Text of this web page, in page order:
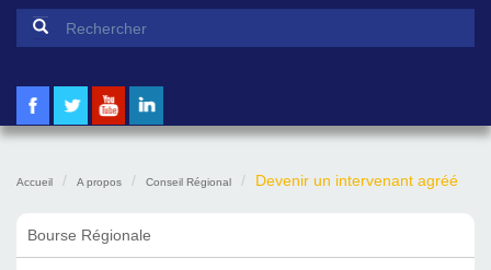
Formulaire de recherche
Accueil A propos Conseil Régional Devenir un intervenant agréé
Bourse Régionale